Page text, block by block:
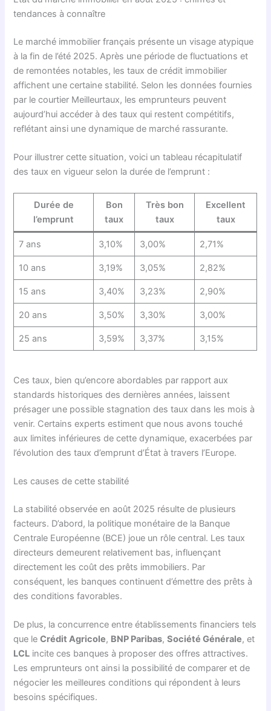
tendances à connaître
Le marché immobilier français présente un visage atypique
à la fin de l’été 2025. Après une période de fluctuations et
de remontées notables, les taux de crédit immobilier
affichent une certaine stabilité. Selon les données fournies
par le courtier Meilleurtaux, les emprunteurs peuvent
aujourd’hui accéder à des taux qui restent compétitifs,
reflétant ainsi une dynamique de marché rassurante.
Pour illustrer cette situation, voici un tableau récapitulatif
des taux en vigueur selon la durée de l’emprunt :
Durée de
l’emprunt
Bon
taux
Très bon
taux
Excellent
taux
7 ans 3,10% 3,00% 2,71%
10 ans 3,19% 3,05% 2,82%
15 ans 3,40% 3,23% 2,90%
20 ans 3,50% 3,30% 3,00%
25 ans 3,59% 3,37% 3,15%
Ces taux, bien qu’encore abordables par rapport aux
standards historiques des dernières années, laissent
présager une possible stagnation des taux dans les mois à
venir. Certains experts estiment que nous avons touché
aux limites inférieures de cette dynamique, exacerbées par
l’évolution des taux d’emprunt d’État à travers l’Europe.
Les causes de cette stabilité
La stabilité observée en août 2025 résulte de plusieurs
facteurs. D’abord, la politique monétaire de la Banque
Centrale Européenne (BCE) joue un rôle central. Les taux
directeurs demeurent relativement bas, influençant
directement les coût des prêts immobiliers. Par
conséquent, les banques continuent d’émettre des prêts à
des conditions favorables.
De plus, la concurrence entre établissements financiers tels
que leCrédit Agricole, BNP Paribas,Société Générale, et
LCL incite ces banques à proposer des offres attractives.
Les emprunteurs ont ainsi la possibilité de comparer et de
négocier les meilleures conditions qui répondent à leurs
besoins spécifiques.